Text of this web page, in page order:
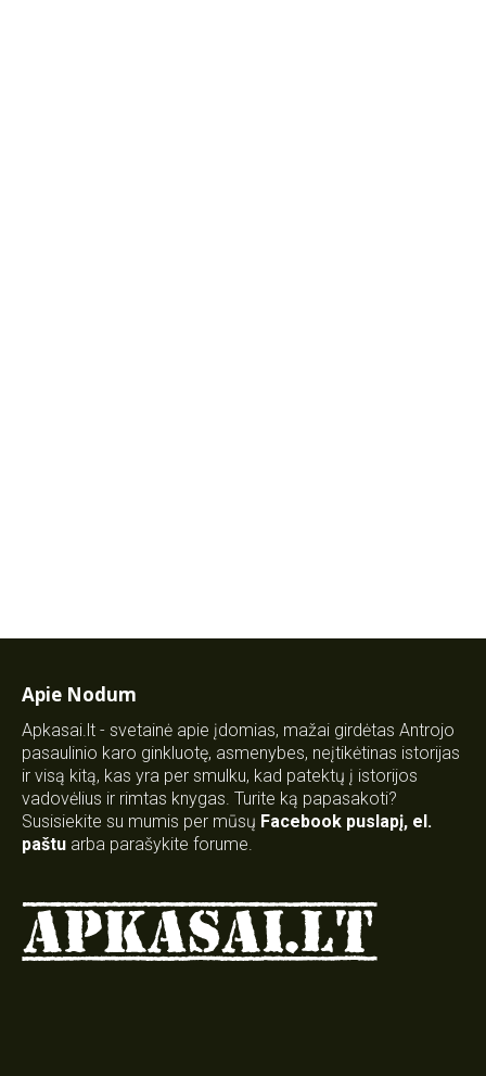
Apie Nodum
Apkasai.lt - svetainė apie įdomias, mažai girdėtas Antrojo
pasaulinio karo ginkluotę, asmenybes, neįtikėtinas istorijas
ir visą kitą, kas yra per smulku, kad patektų į istorijos
vadovėlius ir rimtas knygas. Turite ką papasakoti?
Susisiekite su mumis per mūsų Facebook puslapį, el.
paštu arba parašykite forume.